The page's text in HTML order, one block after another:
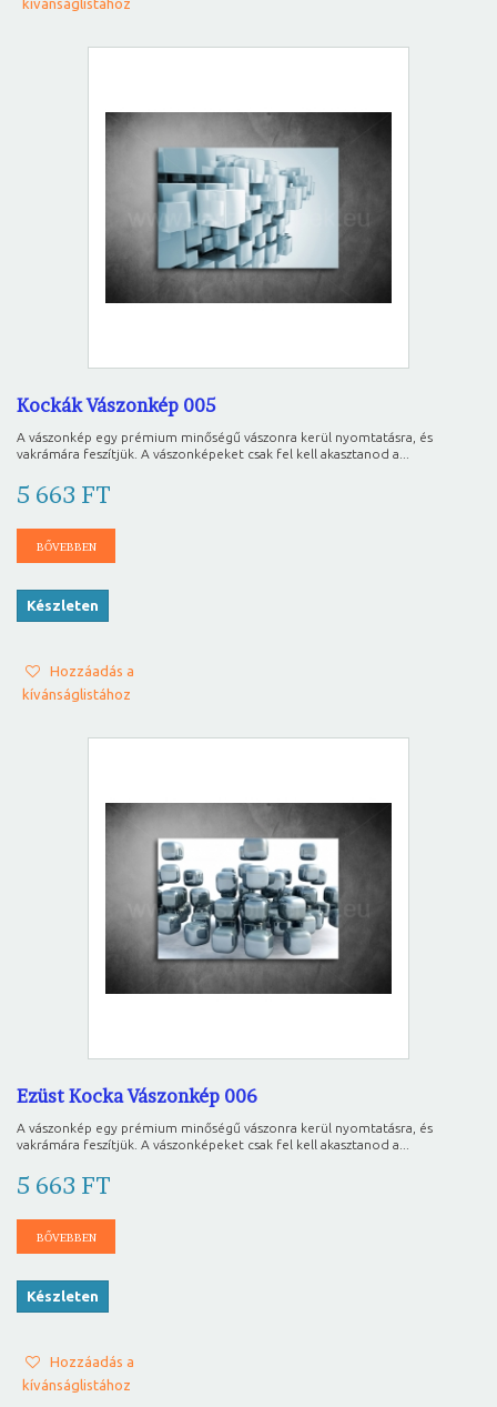
kívánságlistához
Kockák Vászonkép 005
A vászonkép egy prémium minőségű vászonra kerül nyomtatásra, és
vakrámára feszítjük. A vászonképeket csak fel kell akasztanod a...
5 663 FT
BŐVEBBEN
Készleten
Hozzáadás a
kívánságlistához
Ezüst Kocka Vászonkép 006
A vászonkép egy prémium minőségű vászonra kerül nyomtatásra, és
vakrámára feszítjük. A vászonképeket csak fel kell akasztanod a...
5 663 FT
BŐVEBBEN
Készleten
Hozzáadás a
kívánságlistához